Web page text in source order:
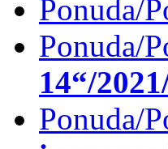
Ponuda/
Ponuda/
14“/
Ponuda/